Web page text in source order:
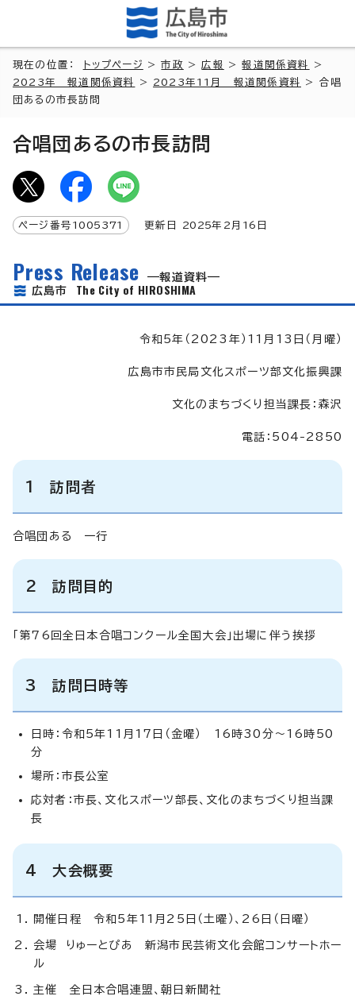
現在の位置： トップページ >市政 >広報 >報道関係資料
>
2023年 報道関係資料
> 2023年11月 報道関係資料
> 合唱
団あるの市長訪問
合唱団あるの市長訪問
ページ番号 1005371 更新日 2025年2月 16 日
Press Release
報道資料
広島市 The City of HIROSHIMA
令和5年（2023年）11月13日（月曜）
広島市市民局文化スポーツ部文化振興課
文化のまちづくり担当課長：森沢
電話：504-2850
1 訪問者
合唱団ある 一行
2 訪問目的
「第76回全日本合唱コンクール全国大会」出場に伴う挨拶
3 訪問日時等
日時：令和5年11月17日（金曜） 16時30分～16時50
分
場所：市長公室
応対者：市長、文化スポーツ部長、文化のまちづくり担当課
長
4 大会概要
開催日程 令和5年11月25日（土曜）、26日（日曜）
会場 りゅーとぴあ 新潟市民芸術文化会館コンサートホー
ル
主催 全日本合唱連盟、朝日新聞社